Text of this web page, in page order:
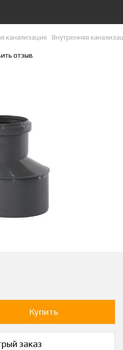
канализация Внутренняя
отзыв
Купить
заказ